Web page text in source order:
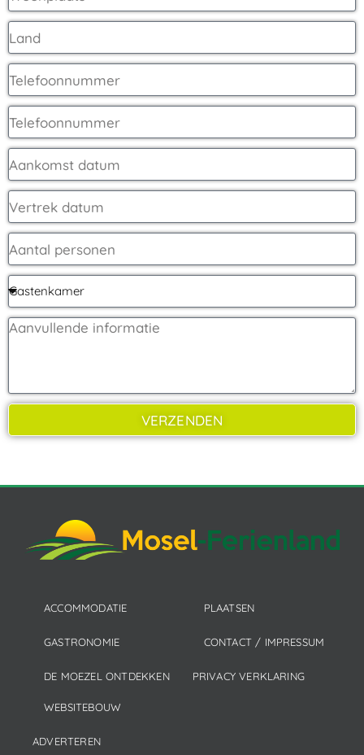
VERZENDEN
ACCOMMODATIE
GASTRONOMIE
DE MOEZEL ONTDEKKEN
PLAATSEN
CONTACT / IMPRESSUM
PRIVACY VERKLARING
WEBSITEBOUW
ADVERTEREN